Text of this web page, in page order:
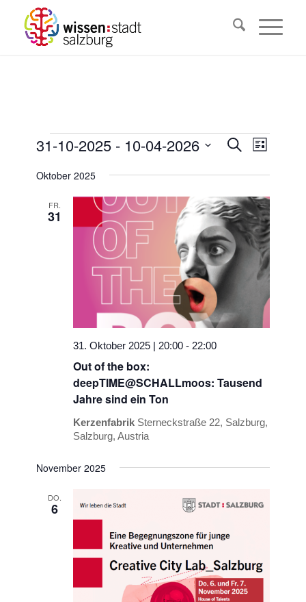
Veranstaltungen Suche
Liste
31-10-2025 - 10-04-2026
wählen.
Oktober 2025
FR.
31
Out of the box:
deepTIME@SCHALLmoos: Tausend
Jahre sind ein Ton
31. Oktober 2025 | 20:00 - 22:00
Kerzenfabrik Sterneckstraße 22, Salzburg,
Salzburg, Austria
November 2025
DO.
6